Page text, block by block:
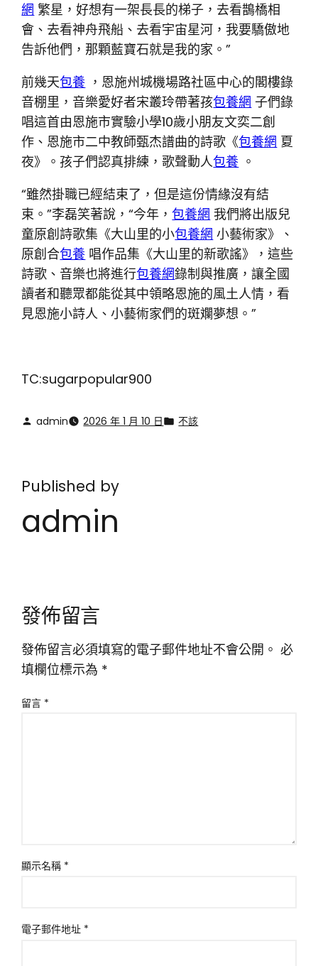
網 繁星，好想有一架長長的梯子，去看鵲橋相
會、去看神舟飛船、去看宇宙星河，我要驕傲地
告訴他們，那顆藍寶石就是我的家。”
前幾天包養 ，恩施州城機場路社區中心的閣樓錄
音棚里，音樂愛好者宋叢玲帶著孩包養網 子們錄
唱這首由恩施市實驗小學10歲小朋友文奕二創
作、恩施市二中教師甄杰譜曲的詩歌《包養網 夏
夜》。孩子們認真排練，歌聲動人包養 。
“雖然掛職已經結束了，但是這份情緣沒有結
束。”李磊笑著說，“今年，包養網 我們將出版兒
童原創詩歌集《大山里的小包養網 小藝術家》、
原創合包養 唱作品集《大山里的新歌謠》，這些
詩歌、音樂也將進行包養網錄制與推廣，讓全國
讀者和聽眾都能從其中領略恩施的風土人情，看
見恩施小詩人、小藝術家們的斑斕夢想。”
TC:sugarpopular900
admin 2026 年 1 月 10 日 不該
Published by
admin
發佈留言
發佈留言必須填寫的電子郵件地址不會公開。 必
填欄位標示為 *
留言 *
顯示名稱 *
電子郵件地址 *